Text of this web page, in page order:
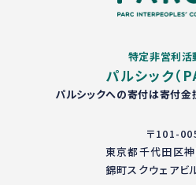
特定非営利活
パルシック（
パルシックへの寄付は寄付金
〒101-
東京都千代田区
錦町スクウェアビ